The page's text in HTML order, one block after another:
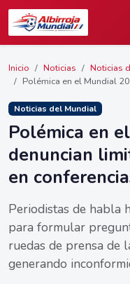
Inicio Noticias
Noticias
Polémica en el Mundial
Noticias del Mundial
Polémica en
denuncian
en
Periodistas de habla
para formular
ruedas de prensa de
generando